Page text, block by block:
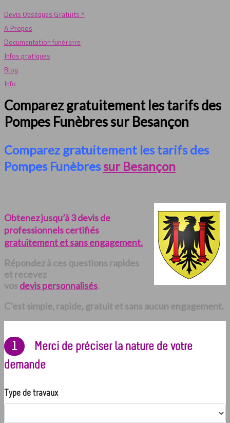
Devis Obsèques Gratuits *
A Propos
Documentation funéraire
Infos pratiques
Blog
Info
Comparez gratuitement les tarifs des
Pompes Funèbres sur Besançon
Comparez gratuitement les tarifs des
Pompes Funèbres sur Besançon
Obtenez jusqu’à 3 devis de
professionnels certifiés
gratuitement et sans engagement.
Répondez à ces questions rapides
et recevez
vos devis personnalisés.
C’est simple, rapide, gratuit et sans aucun engagement.